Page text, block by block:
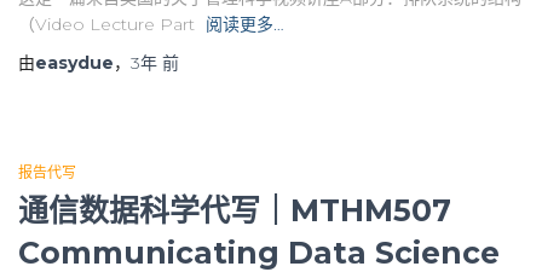
（Video Lecture Part 阅读更多…
由easydue， 3年 前
报告代写
通信数据科学代写｜MTHM507
Communicating Data Science